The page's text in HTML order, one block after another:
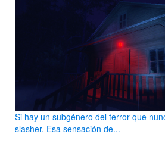
Si hay un subgénero del terror que
slasher. Esa sensación de...